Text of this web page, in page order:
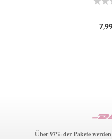
Über 97% der Pakete